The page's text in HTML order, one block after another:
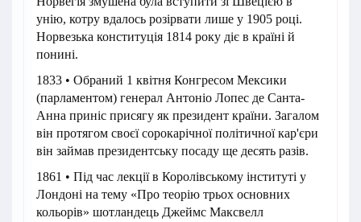
унію, котру вдалось розірвати лише у 1905 році.
Норвезька конституція 1814 року діє в країні й
понині.
1833 • Обраний 1 квітня Конгресом Мексики
(парламентом) генерал Антоніо Лопес де Санта-
Анна приніс присягу як президент країни. Загалом
він протягом своєї сорокарічної політичної кар'єри
він займав президентську посаду ще десять разів.
1861 • Під час лекції в Королівському інституті у
Лондоні на тему «Про теорію трьох основних
кольорів» шотландець Джеймс Максвелл